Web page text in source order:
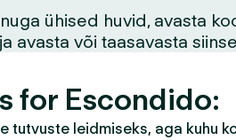
ühised huvid, avasta
avasta või taasavasta
for Escondido:
tutvuste leidmiseks, aga kuhu